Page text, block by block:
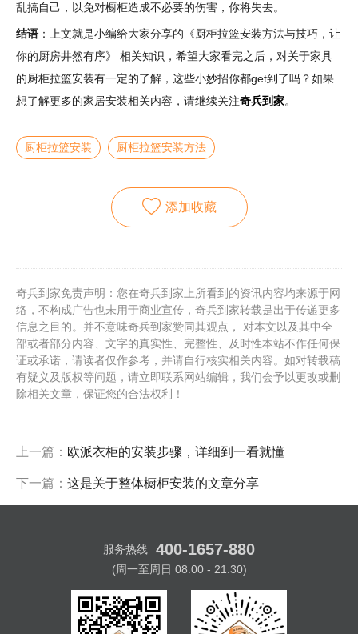
乱搞自己，以免对橱柜造成不必要的伤害，你将失去。
结语 ：上文就是小编给大家分享的《厨柜拉篮安装方法与技巧，让
你的厨房井然有序》 相关知识，希望大家看完之后，对关于家具
的厨柜拉篮安装有一定的了解，这些小妙招你都get到了吗？如果
想了解更多的家居安装相关内容，请继续关注奇兵到家。
厨柜拉篮安装 厨柜拉篮安装方法
添加收藏
奇兵到家免责声明：您在奇兵到家上所看到的资讯内容均来源于网
络，不构成广告也未用于商业宣传，奇兵到家转载是出于传递更多
信息之目的。并不意味奇兵到家赞同其观点， 对本文以及其中全
部或者部分内容、文字的真实性、完整性、及时性本站不作任何保
证或承诺，请读者仅作参考，并请自行核实相关内容。如对转载稿
有疑义及版权等问题，请立即联系网站编辑，我们会予以更改或删
除相关文章，保证您的合法权利！
上一篇： 欧派衣柜的安装步骤，详细到一看就懂
下一篇： 这是关于整体橱柜安装的文章分享
服务热线 400-1657-880
(周一至周日 08:00 - 21:30)